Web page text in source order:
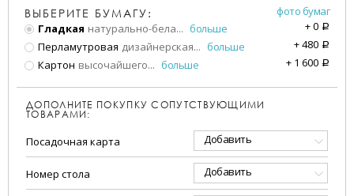
ВЫБЕРИТЕ БУМАГУ:
фото бумаг
Гладкая натурально-бела... больше +0 a
Перламутровая дизайнерская... больше +480 a
Картон высочайшего... больше + 1 600 a
ДОПОЛНИТЕ ПОКУПКУ СОПУТСТВУЮЩИМИ
ТОВАРАМИ:
Посадочная карта Добавить
Номер стола Добавить